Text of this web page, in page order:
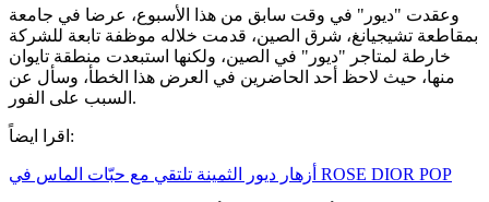
وعقدت "ديور" في وقت سابق من هذا الأسبوع، عرضا في جامعة
بمقاطعة تشيجيانغ، شرق الصين، قدمت خلاله موظفة تابعة للشركة
خارطة لمتاجر "ديور" في الصين، ولكنها استبعدت منطقة تايوان
منها، حيث لاحظ أحد الحاضرين في العرض هذا الخطأ، وسأل عن
السبب على الفور.
اقرا ايضاً:
أزهار ديور الثمينة تلتقي مع حبّات الماس في ROSE DIOR POP